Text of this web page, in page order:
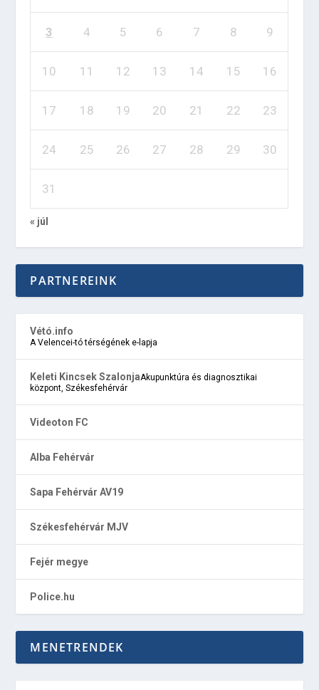
3 4 5 6 7 8 9
10 11 12 13 14 15 16
17 18 19 20 21 22 23
24 25 26 27 28 29 30
31
« júl
PARTNEREINK
Vétó.info
A Velencei-tó térségének e-lapja
Keleti Kincsek SzalonjaAkupunktúra és diagnosztikai
központ, Székesfehérvár
Videoton FC
Alba Fehérvár
Sapa Fehérvár AV19
Székesfehérvár MJV
Fejér megye
Police.hu
MENETRENDEK